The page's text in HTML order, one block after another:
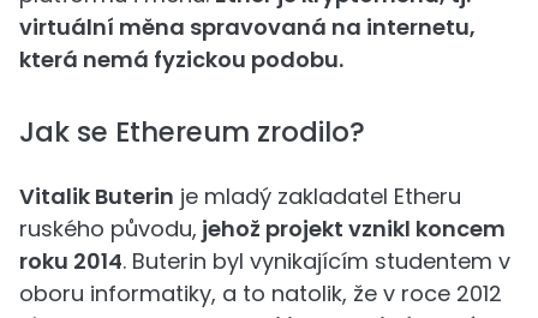
virtuální měna spravovaná na internetu,
která nemá fyzickou podobu.
Jak se Ethereum zrodilo?
Vitalik Buterin je mladý zakladatel Etheru
ruského původu, jehož projekt vznikl koncem
roku 2014. Buterin byl vynikajícím studentem v
oboru informatiky, a to natolik, že v roce 2012